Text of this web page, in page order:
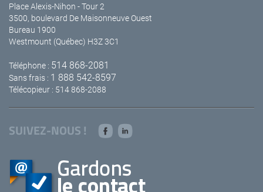
Place Alexis-Nihon - Tour 2
3500, boulevard De Maisonneuve Ouest
Bureau 1900
Westmount (Québec) H3Z 3C1
Téléphone : 514 868-2081
Sans frais : 1 888 542-8597
Télécopieur : 514 868-2088
SUIVEZ-NOUS !